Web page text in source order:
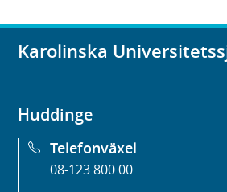
Karolinska
Huddinge
Telefonväxel
08-123 800 00